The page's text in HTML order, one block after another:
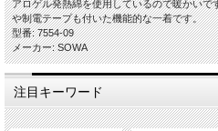
アロゲル発熱綿を使用しているので暖かい
や制電テープも付いた機能的な一着です。
型番: 7554-09
メーカー: SOWA
注目キーワード